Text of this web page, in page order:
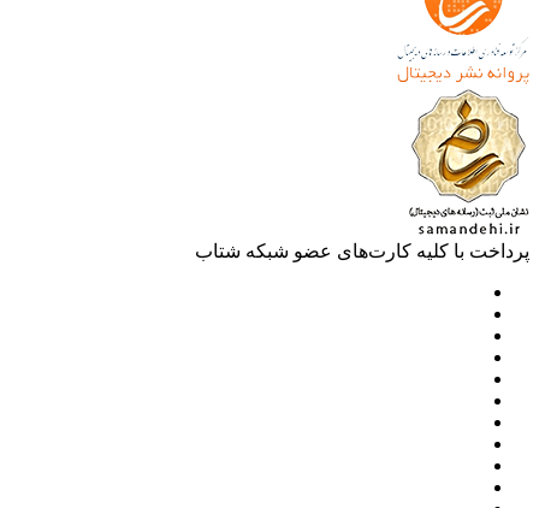
با کلیه کارت‌های عضو شبکه شتاب